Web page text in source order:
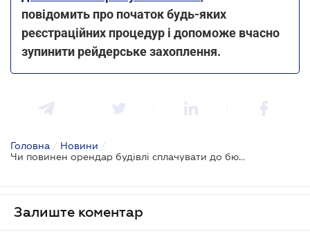
повідомить про початок будь-яких
реєстраційних процедур і допоможе вчасно
зупинити рейдерське захоплення.
Головна / Новини /
Чи повинен орендар будівлі сплачувати до бюджету плату за землю
Залиште коментар